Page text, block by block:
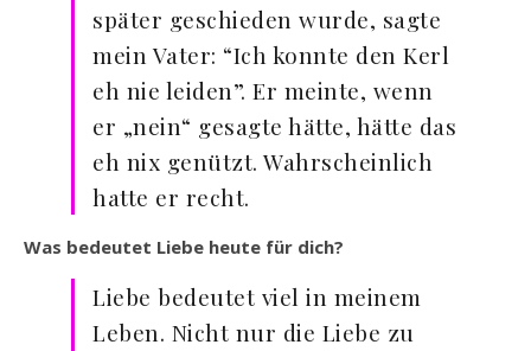
später geschieden wurde, sagte
mein Vater: “Ich konnte den Kerl
eh nie leiden”. Er meinte, wenn
er „nein“ gesagte hätte, hätte das
eh nix genützt. Wahrscheinlich
hatte er recht.
Was bedeutet Liebe heute für dich?
Liebe bedeutet viel in meinem
Leben. Nicht nur die Liebe zu